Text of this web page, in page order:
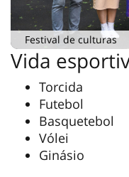
Festival de culturas
Vida
Torcida
Futebol
Basquetebol
Vólei
Ginásio